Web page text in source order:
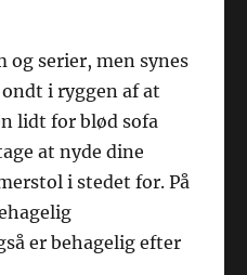
og serier, men synes
i ryggen af at
lidt for blød sofa
at nyde dine
i stedet for. På
er behagelig efter